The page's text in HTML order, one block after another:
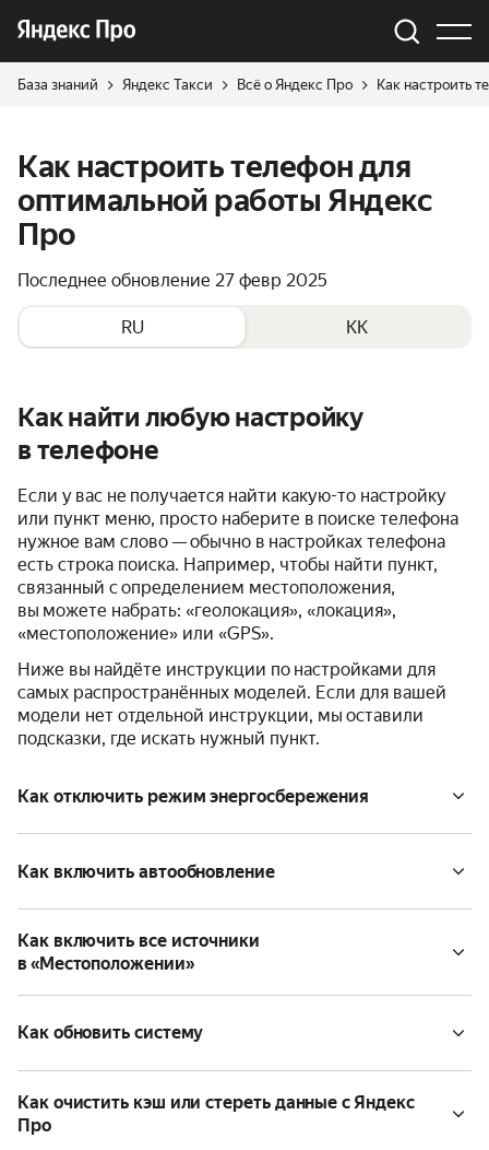
База знаний Яндекс Такси Всё о Яндекс Про Как настроить
Как настроить телефон для
оптимальной работы Яндекс
Про
Последнее обновление 27 февр 2025
RU KK
Как найти любую настройку
в телефоне
Если у вас не получается найти какую-то настройку
или пункт меню, просто наберите в поиске телефона
нужное вам слово — обычно в настройках телефона
есть строка поиска. Например, чтобы найти пункт,
связанный с определением местоположения,
вы можете набрать: «геолокация», «локация»,
«местоположение» или «GPS».
Ниже вы найдёте инструкции по настройками для
самых распространённых моделей. Если для вашей
модели нет отдельной инструкции, мы оставили
подсказки, где искать нужный пункт.
Как отключить режим энергосбережения
Как включить автообновление
Как включить все источники
в «Местоположении»
Как обновить систему
Как очистить кэш или стереть данные с Яндекс
Про